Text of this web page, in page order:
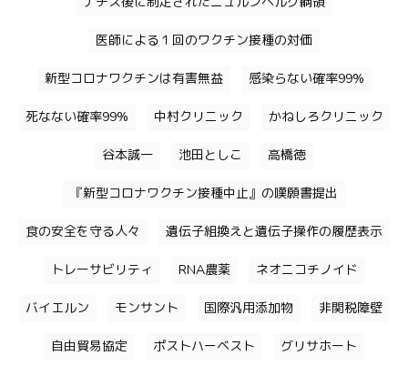
医師による１回のワクチン接種の対価
新型コロナワクチンは有害無益 感染らない確率99%
死なない確率99% 中村クリニック かねしろクリニック
谷本誠一 池田としこ 高橋徳
『新型コロナワクチン接種中止』の嘆願書提出
食の安全を守る人々 遺伝子組換えと遺伝子操作の履歴表示
トレーサビリティ RNA農薬 ネオニコチノイド
バイエルン モンサント 国際汎用添加物 非関税障壁
自由貿易協定 ポストハーベスト グリサホート